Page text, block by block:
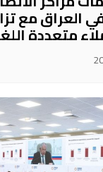
العراق مع
متعددة